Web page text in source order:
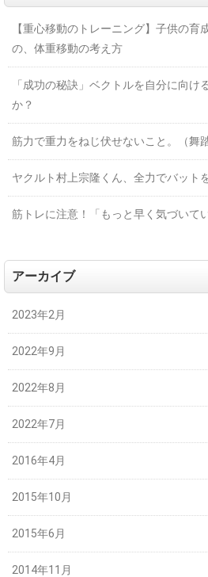
【重心移動のトレーニング】子供の育
の、体重移動の考え方
「成功の秘訣」ベクトルを自分に向け
か？
筋力で重力をねじ伏せないこと。（舞
ヤクルト村上宗隆くん、全力でバット
筋トレに注意！「もっと早く気づいて
アーカイブ
2023年2月
2022年9月
2022年8月
2022年7月
2016年4月
2015年10月
2015年6月
2014年11月